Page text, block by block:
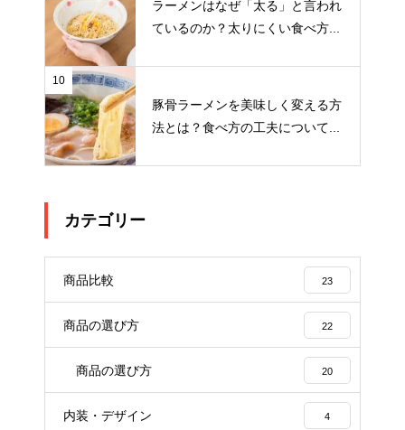
ラーメンはなぜ「太る」と言われ
ているのか？太りにくい食べ方...
10
豚骨ラーメンを美味しく変える方
法とは？食べ方の工夫について...
カテゴリー
商品比較 23
商品の選び方 22
商品の選び方 20
内装・デザイン 4